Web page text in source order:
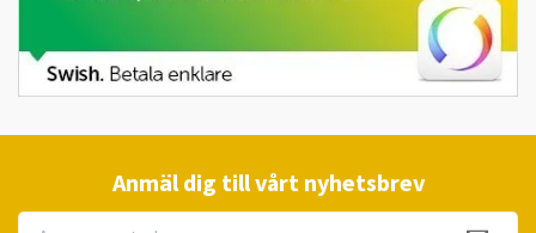
Anmäl dig till vårt nyhetsbrev